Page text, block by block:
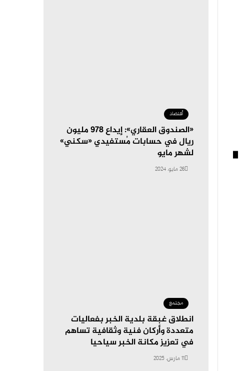
أقتصاد
«الصندوق العقاري»: إيداع 978 مليون
ريال في حسابات مُستفيدي «سكني»
لشهر مايو
26 مايو، 2024
مجتمع
انطلاق غبقة بلدية الخبر بفعاليات
متعددة وأركان فنية وثقافية تساهم
في تعزيز مكانة الخبر سياحيا
11 مارس، 2025